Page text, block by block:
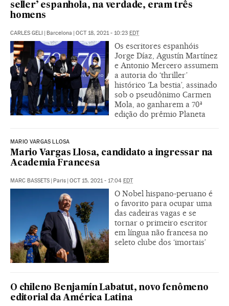
seller’ espanhola, na verdade, eram três
homens
CARLES GELI | Barcelona | OCT 18, 2021 - 10:23 EDT
Os escritores espanhóis
Jorge Díaz, Agustín Martínez
e Antonio Mercero assumem
a autoria do ‘thriller’
histórico ‘La bestia’, assinado
sob o pseudônimo Carmen
Mola, ao ganharem a 70ª
edição do prêmio Planeta
MARIO VARGAS LLOSA
Mario Vargas Llosa, candidato a ingressar na
Academia Francesa
MARC BASSETS | Paris | OCT 15, 2021 - 17:04 EDT
O Nobel hispano-peruano é
o favorito para ocupar uma
das cadeiras vagas e se
tornar o primeiro escritor
em língua não francesa no
seleto clube dos ‘imortais’
O chileno Benjamín Labatut, novo fenômeno
editorial da América Latina